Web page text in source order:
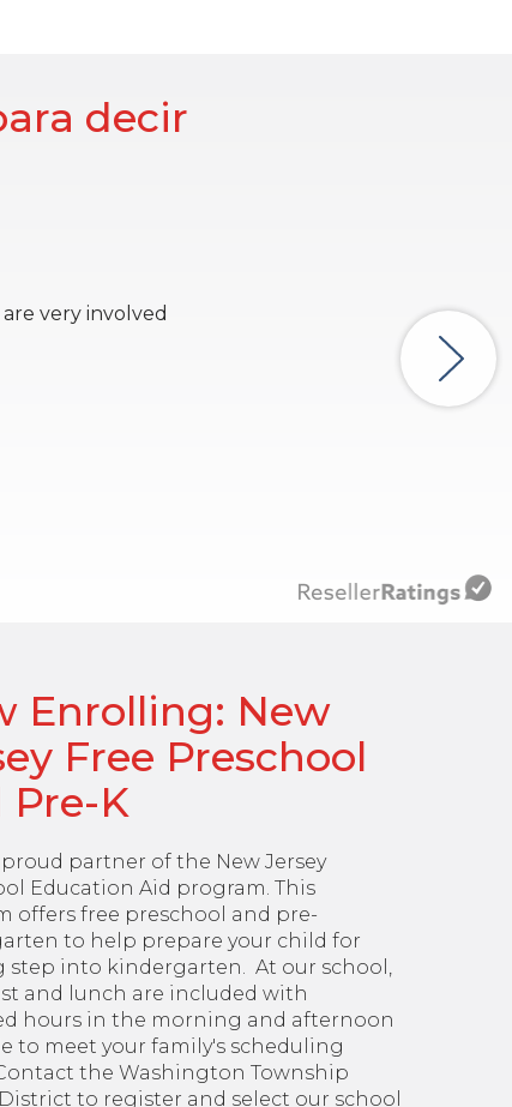
decir
very involved
Enrolling: New
Free Preschool
Pre-K
proud partner of the New Jersey
Education Aid program. This
offers free preschool and pre-
to help prepare your child for
step into kindergarten. At our school,
and lunch are included with
hours in the morning and afternoon
to meet your family's scheduling
the Washington Township
to register and select our school